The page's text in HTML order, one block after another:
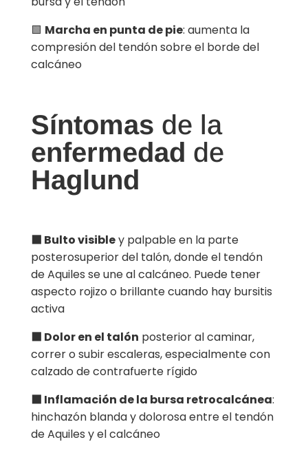
🟩 Marcha en punta de pie: aumenta la
compresión del tendón sobre el borde del
calcáneo
Síntomas de la
enfermedad de
Haglund
⬛ Bulto visibley palpable en la parte
posterosuperior del talón, donde el tendón
de Aquiles se une al calcáneo. Puede tener
aspecto rojizo o brillante cuando hay bursitis
activa
⬛ Dolor en el talón posterior al caminar,
correr o subir escaleras, especialmente con
calzado de contrafuerte rígido
⬛ Inflamación de la bursa retrocalcánea:
hinchazón blanda y dolorosa entre el tendón
de Aquiles y el calcáneo